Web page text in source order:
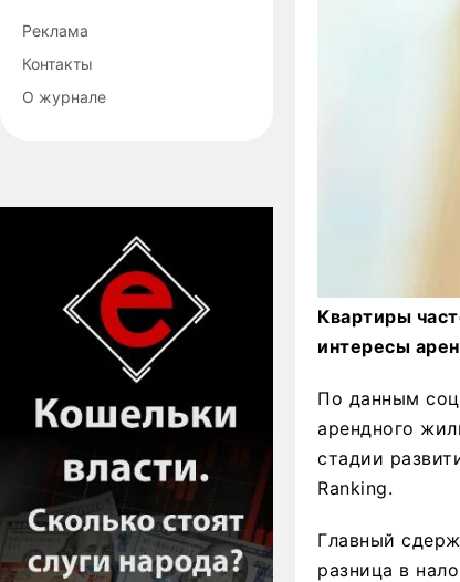
Реклама
Контакты
О журнале
Квартиры
интересы
По данным
арендного
стадии
Ranking.
Главный
разница в